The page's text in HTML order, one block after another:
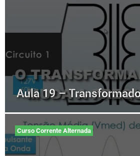
Aula 19 –
Curso Corrente Alternada